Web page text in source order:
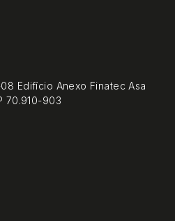
Edifício Anexo Finatec Asa
70.910-903